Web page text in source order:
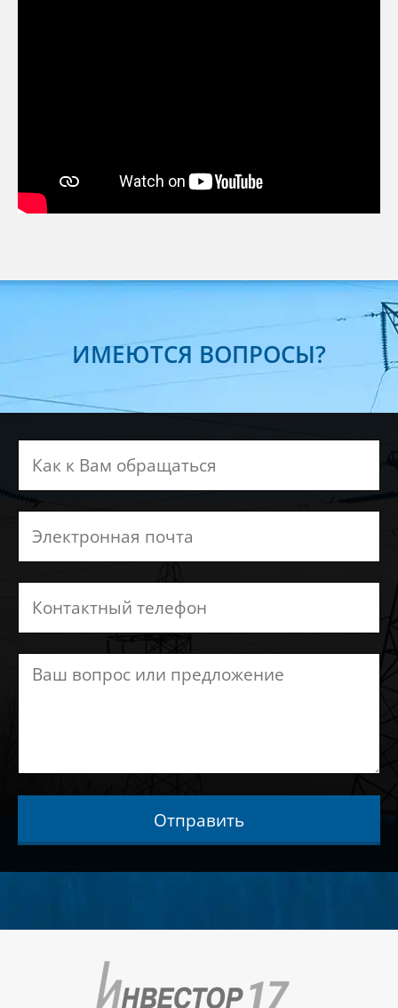
ИМЕЮТСЯ ВОПРОСЫ?
Отправить